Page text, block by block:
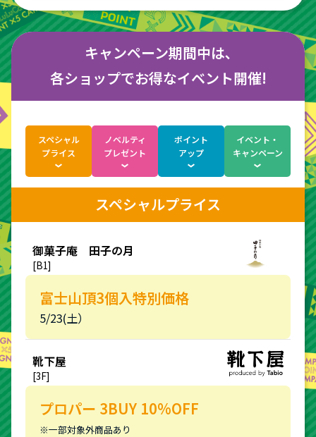
◆お会計の際は必ずLuLuCaカードまたはLuLuCaアプリの
「セノバ専用バーコード」を店頭の端末にて読み取らせて
ください。
◆LuLuCaカードをお忘れの場合、お買上げ日を含む3日以
内にLuLuCaカードとお買上げレシートを5Fしずてつカー
ド ルルカカードカウンターへご持参いただけますと、ポイ
ント後付の手続きを行うことができます。ただし、ポイン
しております(お買物当日のレシート表記は通常通りで
す)。
◆しずてつストアはお買上げ200円（税抜）ごと、ハンズ
は216円（税込）ごと、ノジマは324円（税込）ごとのポイ
ント進呈となります。
◆当キャンペーンは、予告なく中止または延期になる場合
がございます。その場合は、新静岡セノバ公式ホームペー
ジにてご案内させていただきます。
となります。
【ポイントアップキャンペーンに関する問い合わせ先】
新静岡セノバお問い合わせフォーム
静岡鉄道株式会社 LuLuCaアプリ専用ダイヤル 054-254-
5121（受付時間 10:00～17:30 土日・祝・年末年始 休）
キャンペーン期間中は､
各ショップでお得なイベント開催!
スペシャル
プライス
ノベルティ
プレゼント
ポイント
アップ
イベント・
キャンペーン
スペシャルプライス
御菓子庵 田子の月
[B1]
富士山頂3個入特別価格
5/23(土）
靴下屋
[3F]
プロパー 3BUY 10%OFF
※一部対象外商品あり